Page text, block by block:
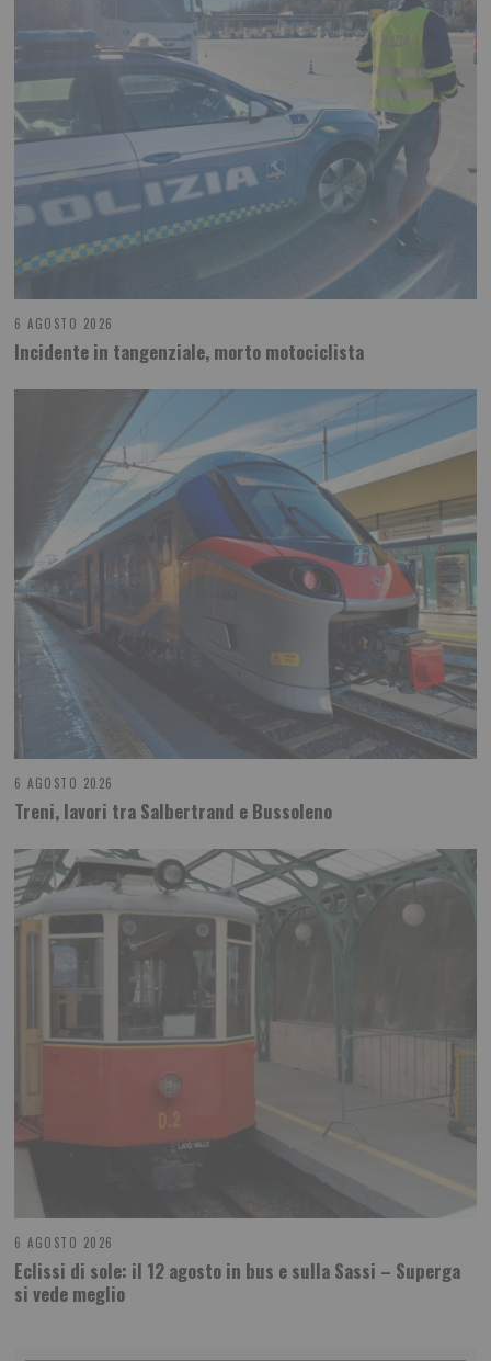
6 AGOSTO 2026
Incidente in tangenziale, morto motociclista
6 AGOSTO 2026
Treni, lavori tra Salbertrand e Bussoleno
6 AGOSTO 2026
Eclissi di sole: il 12 agosto in bus e sulla Sassi – Superga
si vede meglio